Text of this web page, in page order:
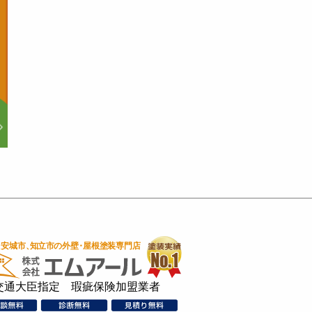
通大臣指定 瑕疵保険加盟業者